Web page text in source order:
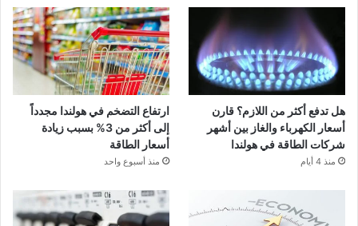
هل تدفع أكثر من اللازم؟ قارن
أسعار الكهرباء والغاز بين أشهر
شركات الطاقة في هولندا
منذ 4 أيام
ارتفاع التضخم في هولندا مجدداً
إلى أكثر من 3% بسبب زيادة
أسعار الطاقة
منذ أسبوع واحد